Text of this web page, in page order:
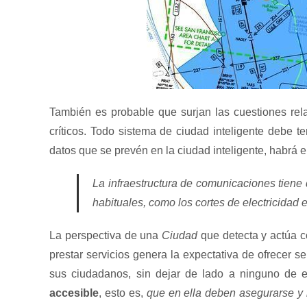
También es probable que surjan las cuestiones
críticos. Todo sistema de ciudad inteligente debe
datos que se prevén en la ciudad inteligente, habrá
La infraestructura de comunicaciones
habituales, como los cortes de electricidad
La perspectiva de una Ciudadque detecta y actúa
prestar servicios genera la expectativa de ofrecer
sus ciudadanos, sin dejar de lado a ninguno de
accesible, esto es, que en ella deben asegurarse